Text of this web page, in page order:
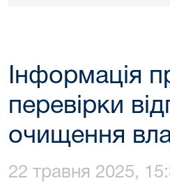
Інформація
перевірки
очищення
22 травня 2025,